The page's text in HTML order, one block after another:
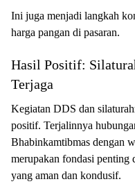
Ini juga menjadi langkah
harga pangan di pasaran.
Hasil Positif:
Terjaga
Kegiatan DDS dan
positif. Terjalinnya
Bhabinkamtibmas dengan
merupakan fondasi penting
yang aman dan kondusif.